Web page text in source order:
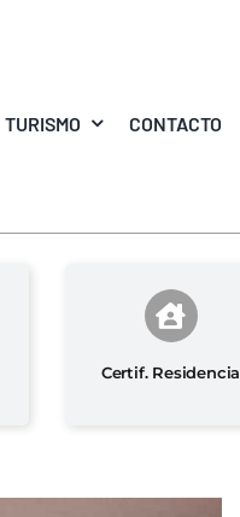
TURISMO CONTACTO
Certif. Residencia